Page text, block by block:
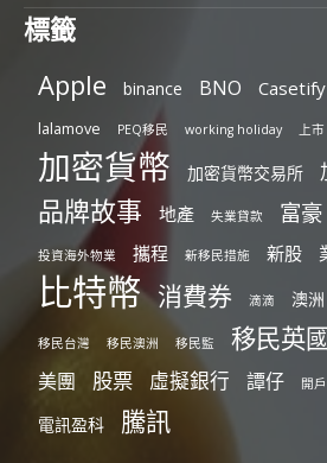
標籤
Apple binance BNO Casetify
lalamove PEQ移民 working holiday 上市
加密貨幣 加密貨幣交易所
品牌故事 地產 失業貸款 富豪
投資海外物業 攜程 新移民措施 新股
比特幣 消費券 滴滴 澳洲
移民台灣 移民澳洲 移民監 移民英
美團 股票 虛擬銀行 譚仔 開戶
電訊盈科 騰訊